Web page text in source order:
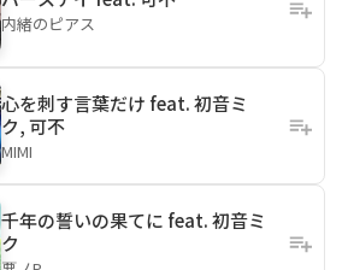
内緒のピアス
心を刺す言葉だけ feat. 初音ミ
ク, 可不
MIMI
千年の誓いの果てに feat. 初音ミ
ク